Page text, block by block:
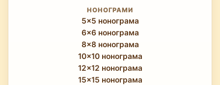
НОНОГРАМИ
5x5 нонограма
6x6 нонограма
8x8 нонограма
10x10 нонограма
12x12 нонограма
15x15 нонограма